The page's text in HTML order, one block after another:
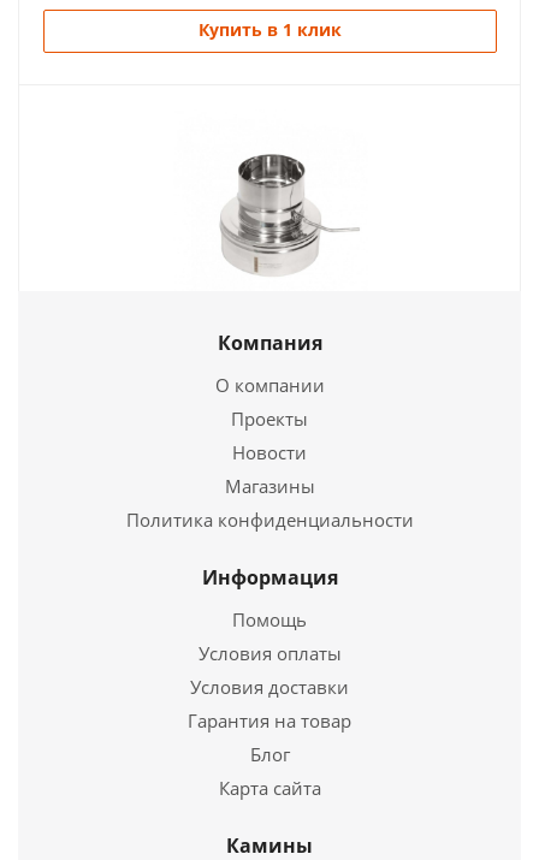
Купить в 1 клик
115/180
1 641
Подробнее
Купить в 1 клик
Труба Термо ТТ-Р L 1000 430. 0.5/Оц, 0,55 d 130/190
Компания
О компании
Проекты
Новости
Магазины
Политика конфиденциальности
Информация
Помощь
Условия оплаты
Условия доставки
Гарантия на товар
Блог
Карта сайта
Камины